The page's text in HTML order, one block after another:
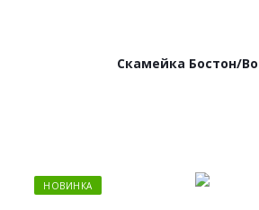
Скамейка Бостон/
НОВИНКА